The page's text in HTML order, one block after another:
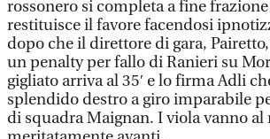
rossonero si completa a fine
restituisce il favore facendosi
dopo che il direttore di gara,
un penalty per fallo di Ranieri su
gigliato arriva al 35′ e lo firma Adli
splendido destro a giro imparabile
di squadra Maignan. I viola vanno al